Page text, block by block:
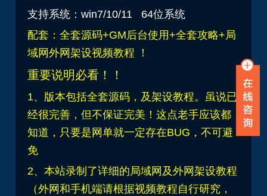
支持系统：win7/10/11 64位系统
配套：全套源码+GM后台使用+全套攻略+局
域网外网架设视频教程 ！
重要说明必看！！
1、版本包括全套源码，及架设教程。虽说已
经很完善，但不保证完美！这点老手应该都
知道，只要是网单就一定存在BUG，不可避
免
2、本站录制了详细的局域网及外网架设教程
（外网和手机端请根据视频教程自行研究，